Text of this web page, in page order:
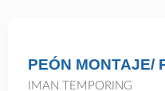
PEÓN MONTAJE/
IMAN TEMPORING